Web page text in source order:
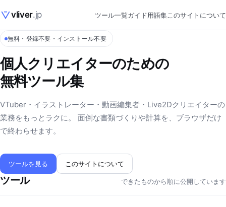
vliver.jp ツール一覧ガイド用語集このサイトについて
無料・登録不要・インストール不要
個人クリエイターのための
無料ツール集
VTuber・イラストレーター・動画編集者・Live2Dクリエイターの
業務をもっとラクに。 面倒な書類づくりや計算を、ブラウザだけ
で終わらせます。
ツールを見る このサイトについて
ツール できたものから順に公開しています